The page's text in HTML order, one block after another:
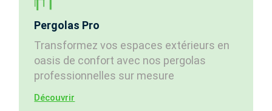
Pergolas Pro
Transformez vos espaces extérieurs en
oasis de confort avec nos pergolas
professionnelles sur mesure
Découvrir